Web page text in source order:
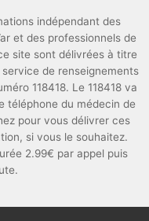
indépendant des
et des professionnels de
site sont délivrées à titre
de renseignements
118418. Le 118418 va
téléphone du médecin de
pour vous délivrer ces
si vous le souhaitez.
2.99€ par appel puis